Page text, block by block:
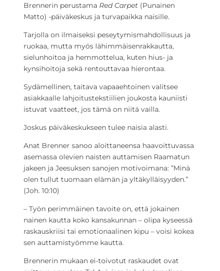
Brennerin perustama Red Carpet (Punainen
Matto) -päiväkeskus ja turvapaikka naisille.
Tarjolla on ilmaiseksi peseytymismahdollisuus ja
ruokaa, mutta myös lähimmäisenrakkautta,
sielunhoitoa ja hemmottelua, kuten hius- ja
kynsihoitoja sekä rentouttavaa hierontaa.
Sydämellinen, taitava vapaaehtoinen valitsee
asiakkaalle lahjoitustekstiilien joukosta kauniisti
istuvat vaatteet, jos tämä on niitä vailla.
Joskus päiväkeskukseen tulee naisia alasti.
Anat Brenner sanoo aloittaneensa haavoittuvassa
asemassa olevien naisten auttamisen Raamatun
jakeen ja Jeesuksen sanojen motivoimana: ”Minä
olen tullut tuomaan elämän ja yltäkylläisyyden.”
(Joh. 10:10)
– Työn perimmäinen tavoite on, että jokainen
nainen kautta koko kansakunnan – olipa kyseessä
raskauskriisi tai emotionaalinen kipu – voisi kokea
sen auttamistyömme kautta.
Brennerin mukaan ei-toivotut raskaudet ovat